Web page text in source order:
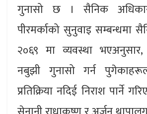
गुनासो छ । सैनिक
पीरमर्काको सुनुवाइ सम्बन्धमा
२०६९ मा व्यवस्था भएअनुसार,
नबुझी गुनासो गर्न
प्रतिक्रिया नदिई निराश पार्ने